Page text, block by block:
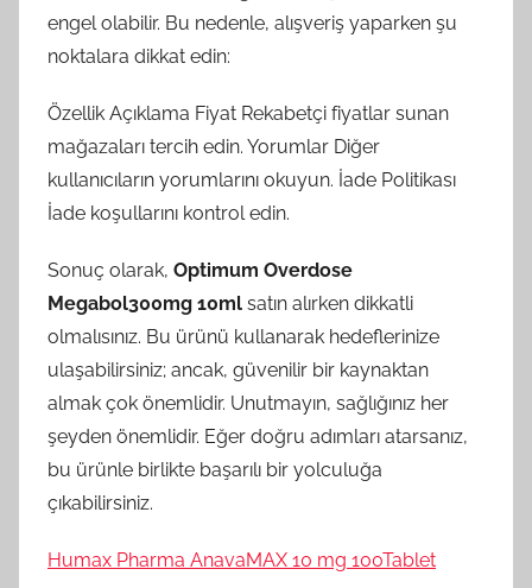
engel olabilir. Bu nedenle, alışveriş yaparken şu
noktalara dikkat edin:
Özellik Açıklama Fiyat Rekabetçi fiyatlar sunan
mağazaları tercih edin. Yorumlar Diğer
kullanıcıların yorumlarını okuyun. İade Politikası
İade koşullarını kontrol edin.
Sonuç olarak, Optimum Overdose
Megabol300mg 10ml satın alırken dikkatli
olmalısınız. Bu ürünü kullanarak hedeflerinize
ulaşabilirsiniz; ancak, güvenilir bir kaynaktan
almak çok önemlidir. Unutmayın, sağlığınız her
şeyden önemlidir. Eğer doğru adımları atarsanız,
bu ürünle birlikte başarılı bir yolculuğa
çıkabilirsiniz.
Humax Pharma AnavaMAX 10 mg 100Tablet